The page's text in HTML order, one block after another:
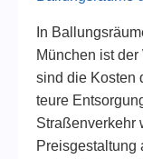
In
München ist
sind die Kosten
teure
Straßenverkehr
Preisgestaltung